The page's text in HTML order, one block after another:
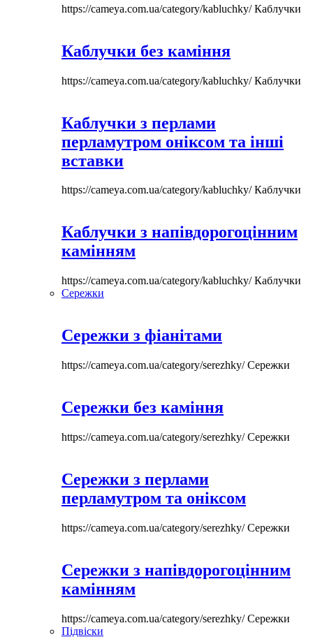
https://cameya.com.ua/category/kabluchky/Каблучки
Каблучки без каміння
https://cameya.com.ua/category/kabluchky/Каблучки
Каблучки з перлами
перламутром оніксом та інші
вставки
https://cameya.com.ua/category/kabluchky/Каблучки
Каблучки з напівдорогоцінним
камінням
https://cameya.com.ua/category/kabluchky/Каблучки
Сережки
Сережки з фіанітами
https://cameya.com.ua/category/serezhky/Сережки
Сережки без каміння
https://cameya.com.ua/category/serezhky/Сережки
Сережки з перлами
перламутром та оніксом
https://cameya.com.ua/category/serezhky/Сережки
Сережки з напівдорогоцінним
камінням
https://cameya.com.ua/category/serezhky/Сережки
Підвіски